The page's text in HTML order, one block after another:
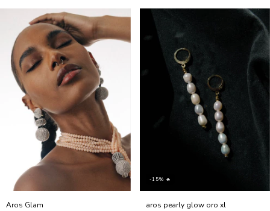
Aros Glam
-15% 🔥
aros pearly glow oro xl